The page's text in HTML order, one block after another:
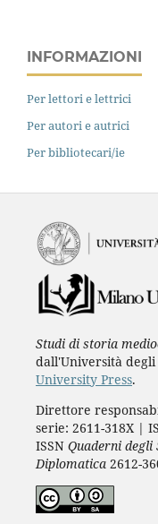
INFORMAZIONI
Per lettori e lettrici
Per autori e autrici
Per bibliotecari/ie
Studi di storia
dall'Università
University Press.
Direttore
serie: 2611-318X |
ISSN Quaderni degli
Diplomatica2612-